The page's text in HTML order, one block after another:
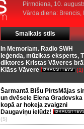
Pirmdiena, 10.
Vārda diena: Brencis,
Smalkais stils
In Memoriam. Radio SWH
leģenda, mūzikas eksperts,
diktores Kristas Vāveres
Klāss Vāvere
(1)
Šarmantā Bišu PirtsMājas
un dvēsele Elena Gradovska
kopā ar hokeja zvaigzni
Daugaviņu ielūdz!
(5)